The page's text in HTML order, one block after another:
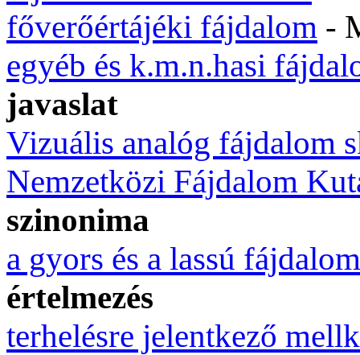
főverőértájéki fájdalom -
egyéb és k.m.n.hasi
javaslat
Vizuális analóg fájdalom
Nemzetközi Fájdalom
szinonima
a gyors és a lassú
értelmezés
terhelésre jelentkező